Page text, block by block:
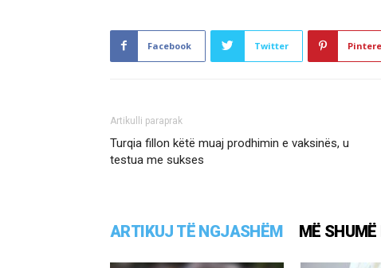
Facebook Twitter
Artikulli paraprak
Turqia fillon këtë muaj prodhimin e vaksinës, u
testua me sukses
ARTIKUJ TË NGJASHËM MË